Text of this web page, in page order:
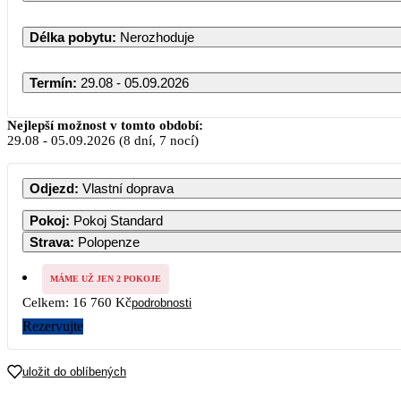
Délka pobytu: Nerozhoduje
Termín: 29.08 - 05.09.2026
Srpen 2026
PO ÚT ST ČT PÁ SO NE
1 2
3 4 5 6 7 8 9
10 11
17 18 19 20 21 22 23
Nejlepší možnost v tomto období:
29.08 - 05.09.2026 (8 dní, 7 nocí)
Odjezd: Vlastní doprava
Pokoj: Pokoj Standard
Strava: Polopenze
MÁME UŽ JEN 2 POKOJE
Celkem: 16 760 Kčpodrobnosti
Rezervujte
uložit do oblíbených